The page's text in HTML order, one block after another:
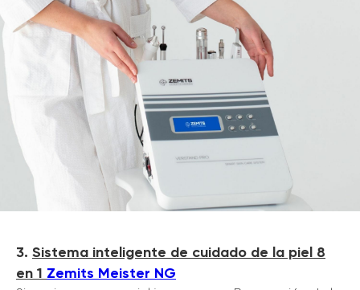
3. Sistema inteligente de cuidado de la piel 8
en 1 Zemits Meister NG